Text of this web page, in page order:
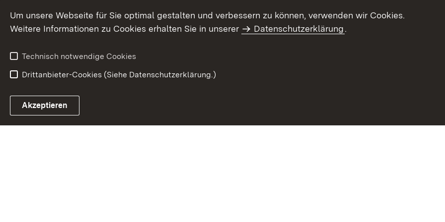
Um unsere Webseite für Sie optimal gestalten und verbessern zu können, verwenden wir Cookies.
Weitere Informationen zu Cookies erhalten Sie in unserer
Datenschutzerklärung.
Technisch notwendige Cookies
Drittanbieter-Cookies (Siehe Datenschutzerklärung.)
Akzeptieren